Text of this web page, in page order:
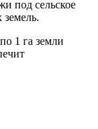
под сельское
земель.
1 га земли